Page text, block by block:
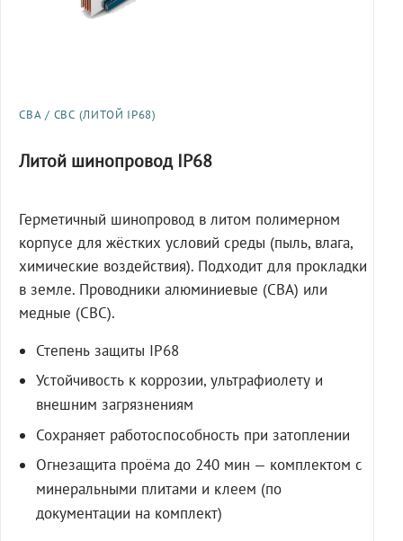
СВА / СВС (ЛИТОЙ IP68)
Литой шинопровод IP68
Герметичный шинопровод в литом полимерном
корпусе для жёстких условий среды (пыль, влага,
химические воздействия). Подходит для прокладки
в земле. Проводники алюминиевые (СВА) или
медные (СВС).
Степень защиты IP68
Устойчивость к коррозии, ультрафиолету и
внешним загрязнениям
Сохраняет работоспособность при затоплении
Огнезащита проёма до 240 мин — комплектом с
минеральными плитами и клеем (по
документации на комплект)